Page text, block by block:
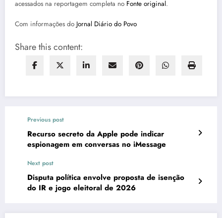
acessados na reportagem completa no Fonte original.
Com informações do Jornal Diário do Povo
Share this content:
Previous post
Recurso secreto da Apple pode indicar
espionagem em conversas no iMessage
Next post
Disputa política envolve proposta de isenção
do IR e jogo eleitoral de 2026